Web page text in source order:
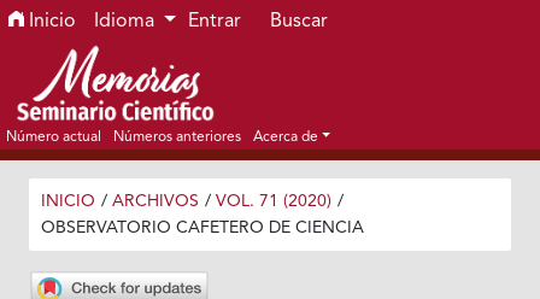
Ir al menú de navegación principal
Ir al contenido principal
Ir al pie de página del sitio
Inicio Idioma Entrar Buscar
Número actual Números anteriores Acerca de
INICIO / ARCHIVOS / VOL. 71 (2020) /
OBSERVATORIO CAFETERO DE CIENCIA